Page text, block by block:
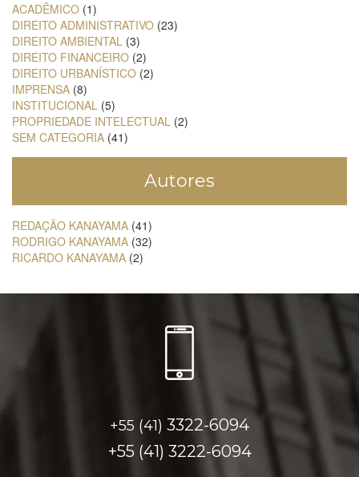
ACADÊMICO (1)
DIREITO ADMINISTRATIVO (23)
DIREITO AMBIENTAL (3)
DIREITO FINANCEIRO (2)
DIREITO URBANÍSTICO (2)
IMPRENSA (8)
INSTITUCIONAL (5)
PROPRIEDADE INTELECTUAL (2)
SEM CATEGORIA (41)
Autores
REDAÇÃO KANAYAMA (41)
RODRIGO KANAYAMA (32)
RICARDO KANAYAMA (2)
+55 (41) 3322-6094
+55 (41) 3222-6094